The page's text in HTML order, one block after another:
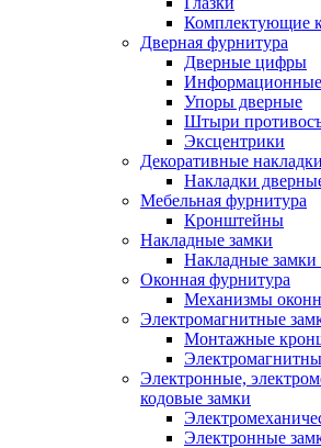
Комплектующие к
Дверная фурнитура
Дверные цифры
Информационные
Упоры дверные
Штыри
Эксцентрики
Декоративные накладки
Накладки
Мебельная фурнитура
Кронштейны
Накладные замки
Накладные замки
Оконная фурнитура
Механизмы
Электромагнитные
Монтажные
Электронные,
кодовые замки
Электронные